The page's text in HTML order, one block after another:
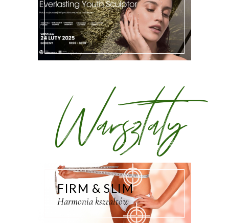
Warsztaty
FIRM & SLIM
Harmonia kształtów